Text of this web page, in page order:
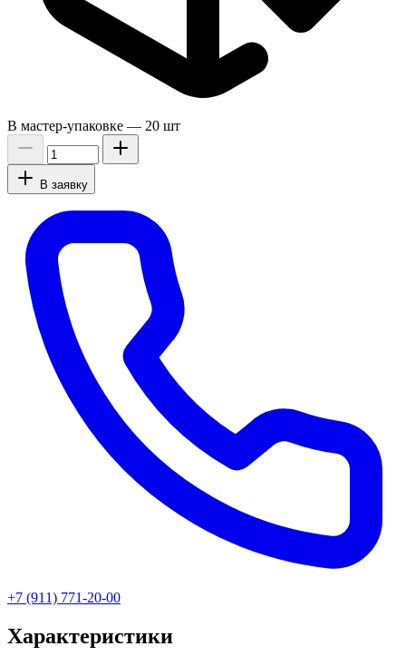
В мастер-упаковке — 20 шт
В заявку
+7 (911) 771-20-00
Характеристики